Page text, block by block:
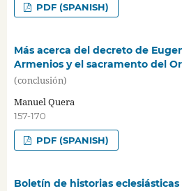
PDF (SPANISH)
Más acerca del decreto de
Armenios y el sacramento del
(conclusión)
Manuel Quera
157-170
PDF (SPANISH)
Boletín de historias eclesiásticas